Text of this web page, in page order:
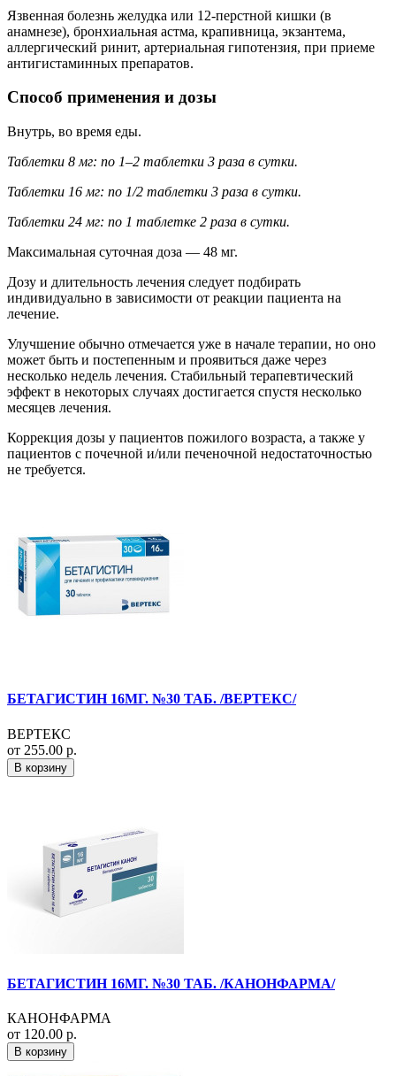
Язвенная болезнь желудка или 12‑перстной кишки (в
анамнезе), бронхиальная астма, крапивница, экзантема,
аллергический ринит, артериальная гипотензия, при приеме
антигистаминных препаратов.
Способ применения и дозы
Внутрь, во время еды.
Таблетки 8 мг: по 1–2 таблетки 3 раза в сутки.
Таблетки 16 мг: по 1/2 таблетки 3 раза в сутки.
Таблетки 24 мг: по 1 таблетке 2 раза в сутки.
Максимальная суточная доза — 48 мг.
Дозу и длительность лечения следует подбирать
индивидуально в зависимости от реакции пациента на
лечение.
Улучшение обычно отмечается уже в начале терапии, но оно
может быть и постепенным и проявиться даже через
несколько недель лечения. Стабильный терапевтический
эффект в некоторых случаях достигается спустя несколько
месяцев лечения.
Коррекция дозы у пациентов пожилого возраста, а также у
пациентов с почечной и/или печеночной недостаточностью
не требуется.
БЕТАГИСТИН 16МГ. №30 ТАБ. /ВЕРТЕКС/
ВЕРТЕКС
от 255.00 р.
В корзину
БЕТАГИСТИН 16МГ. №30 ТАБ. /КАНОНФАРМА/
КАНОНФАРМА
от 120.00 р.
В корзину